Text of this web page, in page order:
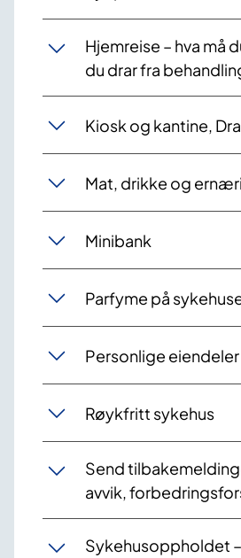
Hjemreise – hva må
du drar fra
Kiosk og kantine,
Mat, drikke og
Minibank
Parfyme på
Personlige eiendeler
Røykfritt sykehus
Send
avvik,
Sykehusoppholdet